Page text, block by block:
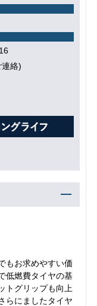
絡)
もお求めやすい価
低燃費タイヤの基
トグリップも向上
らにましたタイヤ